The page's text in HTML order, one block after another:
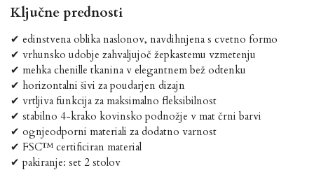
Ključne prednosti
✔ edinstvena oblika naslonov, navdihnjena s cvetno formo
✔ vrhunsko udobje zahvaljujoč žepkastemu vzmetenju
✔ mehka chenille tkanina v elegantnem bež odtenku
✔ horizontalni šivi za poudarjen dizajn
✔ vrtljiva funkcija za maksimalno fleksibilnost
✔ stabilno 4-krako kovinsko podnožje v mat črni barvi
✔ ognjeodporni materiali za dodatno varnost
✔ FSC™ certificiran material
✔ pakiranje: set 2 stolov